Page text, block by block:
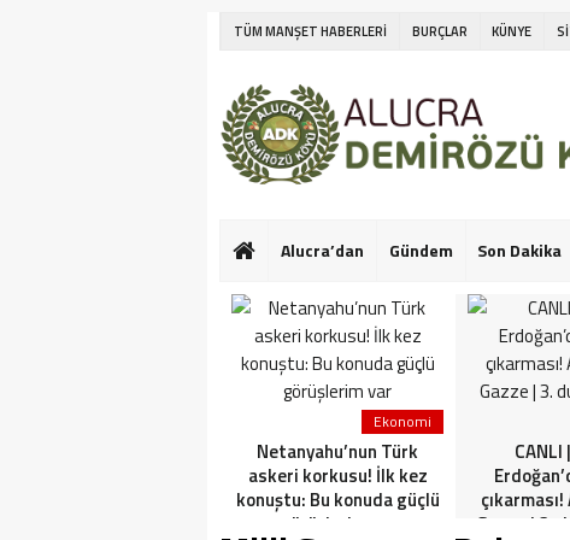
TÜM MANŞET HABERLERİ BURÇLAR KÜNYE
Alucra’dan Gündem Son Dakika
Ekonomi
Netanyahu’nun Türk
askeri korkusu! İlk kez
konuştu: Bu konuda güçlü
görüşlerim var
CANLI
Gazze | 3.